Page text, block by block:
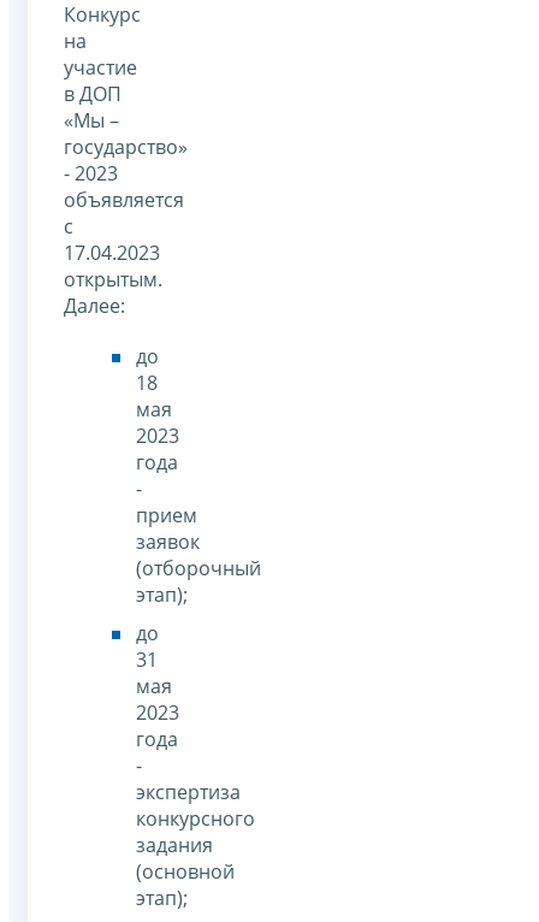
Конкурс
на
участие
в ДОП
«Мы –
государство»
- 2023
объявляется
с
17.04.2023
открытым.
Далее:
до
18
мая
2023
года
-
прием
заявок
(отборочный
этап);
до
31
мая
2023
года
-
экспертиза
конкурсного
задания
(основной
этап);